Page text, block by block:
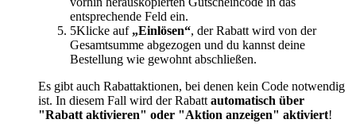
entsprechende Feld ein.
5Klicke auf „Einlösen“, der Rabatt wird von der
Gesamtsumme abgezogen und du kannst deine
Bestellung wie gewohnt abschließen.
Es gibt auch Rabattaktionen, bei denen kein Code notwendig
ist. In diesem Fall wird der Rabatt automatisch über
"Rabatt aktivieren" oder "Aktion anzeigen" aktiviert!